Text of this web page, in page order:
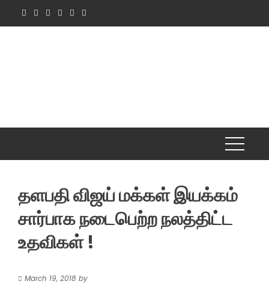
தளபதி விஜய் மக்கள் இயக்கம்
சார்பாக நடைபெற்ற நலத்திட்ட
உதவிகள் !
March 19, 2018 by